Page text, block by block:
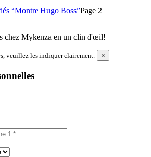
“Montre Hugo Boss”Page 2
chez Mykenza en un clin d'œil!
veuillez les indiquer clairement. ×